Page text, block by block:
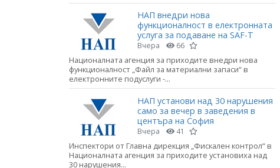
НАП внедри нова
функционалност в електронната
услуга за подаване на SAF-T
Вчера 66
Националната агенция за приходите внедри нова
функционалност „Файл за материални запаси“ в
електронните подуслуги -...
НАП установи над 30 нарушения
само за вечер в заведения в
центъра на София
Вчера 41
Инспектори от Главна дирекция „Фискален контрол“ в
Националната агенция за приходите установиха над
30 нарушения...